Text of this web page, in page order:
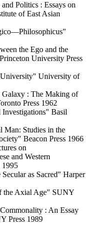
Politics : Essays on
of East Asian
the Ego and the
University Press
University of
: The Making of
Press 1962
Basil
Man: Studies in the
Beacon Press 1966
on
and Western
1995
as Sacred" Harper
the Axial Age" SUNY
: An Essay
Press 1989